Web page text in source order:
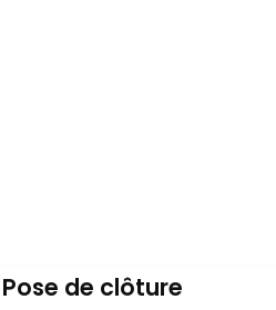
Pose de clôture